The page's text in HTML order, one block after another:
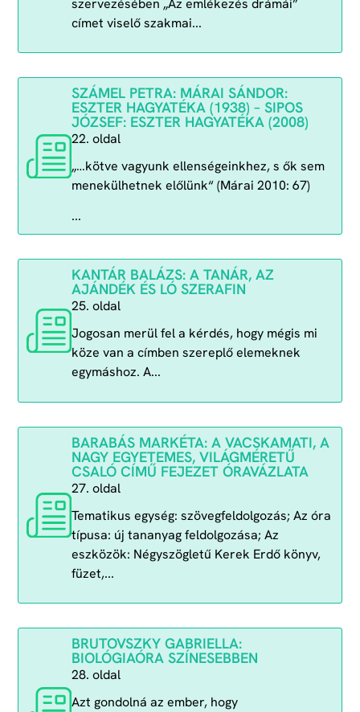
címet viselő szakmai...
SZÁMEL PETRA: MÁRAI SÁNDOR:
ESZTER HAGYATÉKA (1938) – SIPOS
JÓZSEF: ESZTER HAGYATÉKA (2008)
22. oldal
„…kötve vagyunk ellenségeinkhez, s ők sem
menekülhetnek előlünk“ (Márai 2010: 67)
...
KANTÁR BALÁZS: A TANÁR, AZ
AJÁNDÉK ÉS LÓ SZERAFIN
25. oldal
Jogosan merül fel a kérdés, hogy mégis mi
köze van a címben szereplő elemeknek
egymáshoz. A...
BARABÁS MARKÉTA: A VACSKAMATI, A
NAGY EGYETEMES, VILÁGMÉRETŰ
CSALÓ CÍMŰ FEJEZET ÓRAVÁZLATA
27. oldal
Tematikus egység: szövegfeldolgozás; Az óra
típusa: új tananyag feldolgozása; Az
eszközök: Négyszögletű Kerek Erdő könyv,
füzet,...
BRUTOVSZKY GABRIELLA:
BIOLÓGIAÓRA SZÍNESEBBEN
28. oldal
Azt gondolná az ember, hogy